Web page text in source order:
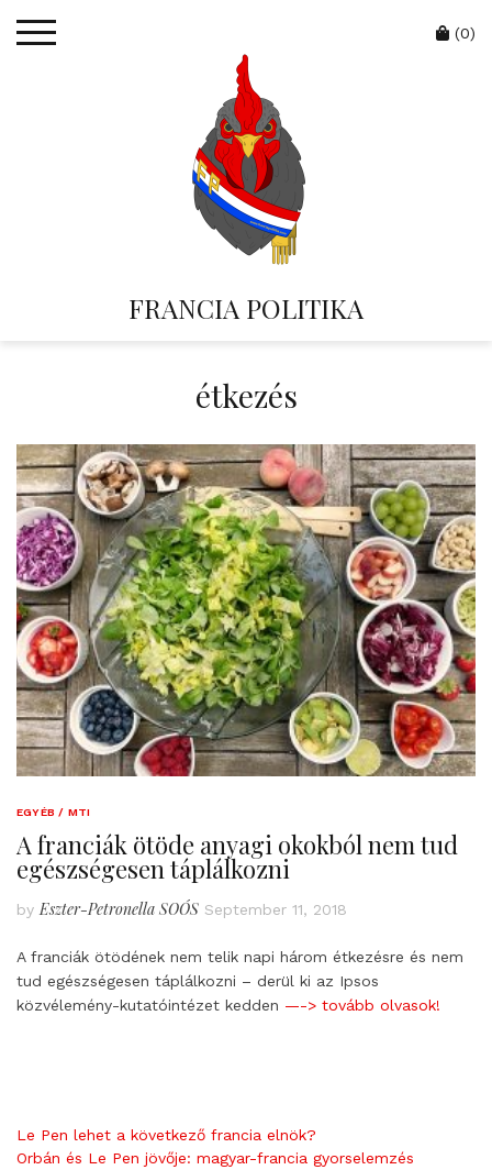
FRANCIA POLITIKA
Cart
(0)
étkezés
EGYÉB / MTI
A franciák ötöde anyagi okokból nem tud
egészségesen táplálkozni
by Eszter-Petronella SOÓS September 11, 2018
A franciák ötödének nem telik napi három étkezésre és nem
tud egészségesen táplálkozni – derül ki az Ipsos
közvélemény-kutatóintézet kedden —-> tovább olvasok!
Le Pen lehet a következő francia elnök?
Orbán és Le Pen jövője: magyar-francia gyorselemzés